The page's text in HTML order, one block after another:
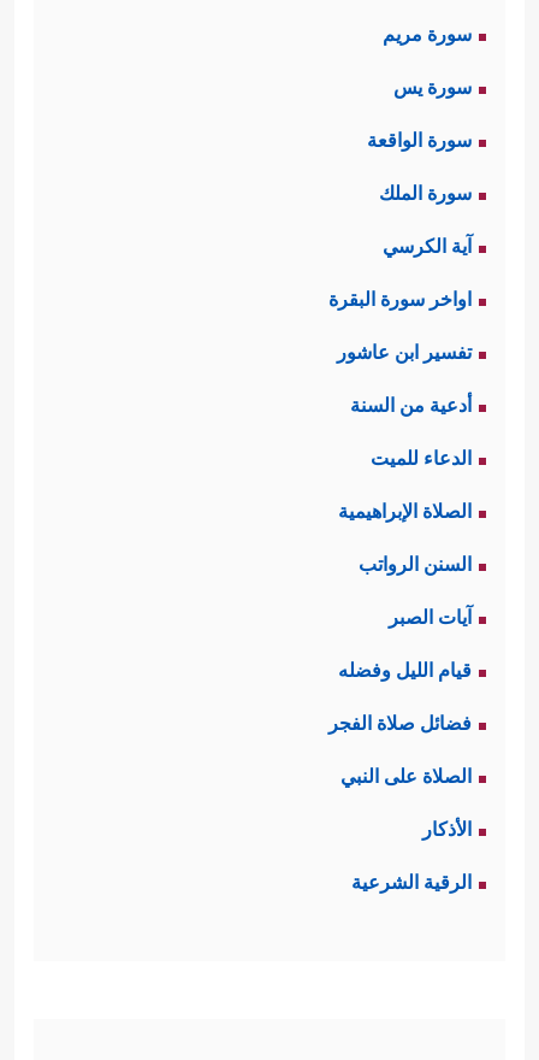
سورة مريم
سورة يس
سورة الواقعة
سورة الملك
آية الكرسي
اواخر سورة البقرة
تفسير ابن عاشور
أدعية من السنة
الدعاء للميت
الصلاة الإبراهيمية
السنن الرواتب
آيات الصبر
قيام الليل وفضله
فضائل صلاة الفجر
الصلاة على النبي
الأذكار
الرقية الشرعية